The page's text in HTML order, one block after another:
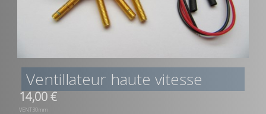
Ventillateur haute vitesse
14,00 €
VENT30mm